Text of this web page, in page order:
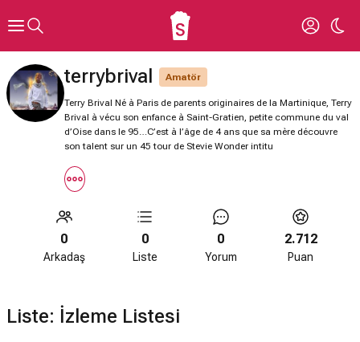
terrybrival Amatör
Terry Brival Né à Paris de parents originaires de la Martinique, Terry
Brival à vécu son enfance à Saint-Gratien, petite commune du val
d’Oise dans le 95…C’est à l’âge de 4 ans que sa mère découvre
son talent sur un 45 tour de Stevie Wonder intitu
0
Arkadaş
0
Liste
0
Yorum
2.712
Puan
Liste: İzleme Listesi